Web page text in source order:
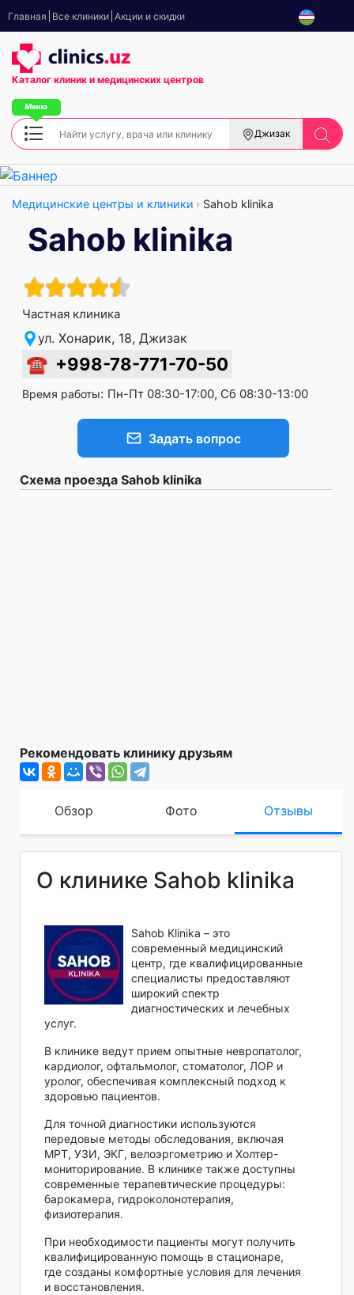
Главная Все клиники Акции и скидки
Каталог клиник и медицинских центров
Джизак
Медицинские центры и клиники Sahob klinika
Sahob klinika
Частная клиника
ул. Хонарик, 18, Джизак
☎ +998-78-771-70-50
Время работы: Пн-Пт 08:30-17:00, Сб 08:30-13:00
Задать вопрос
Схема проезда Sahob klinika
Рекомендовать клинику друзьям
Обзор Фото Отзывы
О клинике Sahob klinika
Sahob Klinika – это
современный медицинский
центр, где квалифицированные
специалисты предоставляют
широкий спектр
диагностических и лечебных
услуг.
В клинике ведут прием опытные невропатолог,
кардиолог, офтальмолог, стоматолог, ЛОР и
уролог, обеспечивая комплексный подход к
здоровью пациентов.
Для точной диагностики используются
передовые методы обследования, включая
МРТ, УЗИ, ЭКГ, велоэргометрию и Холтер-
мониторирование. В клинике также доступны
современные терапевтические процедуры:
барокамера, гидроколонотерапия,
физиотерапия.
При необходимости пациенты могут получить
квалифицированную помощь в стационаре,
где созданы комфортные условия для лечения
и восстановления.